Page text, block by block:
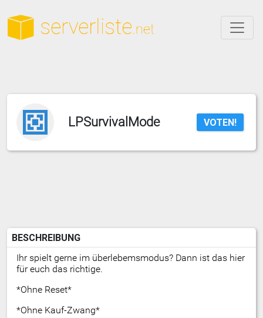
LPSurvivalMode VOTEN!
BESCHREIBUNG
Ihr spielt gerne im überlebemsmodus? Dann ist das hier
für euch das richtige.
*Ohne Reset*
*Ohne Kauf-Zwang*